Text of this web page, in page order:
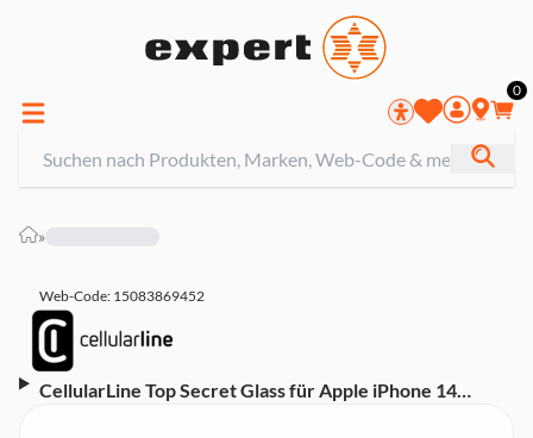
0
»
Web-Code: 15083869452
CellularLine Top Secret Glass für Apple iPhone 14